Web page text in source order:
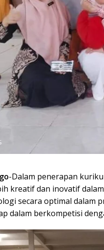
-Dalam penerapan
kreatif dan inovatif
secara optimal dalam
dalam berkompetisi